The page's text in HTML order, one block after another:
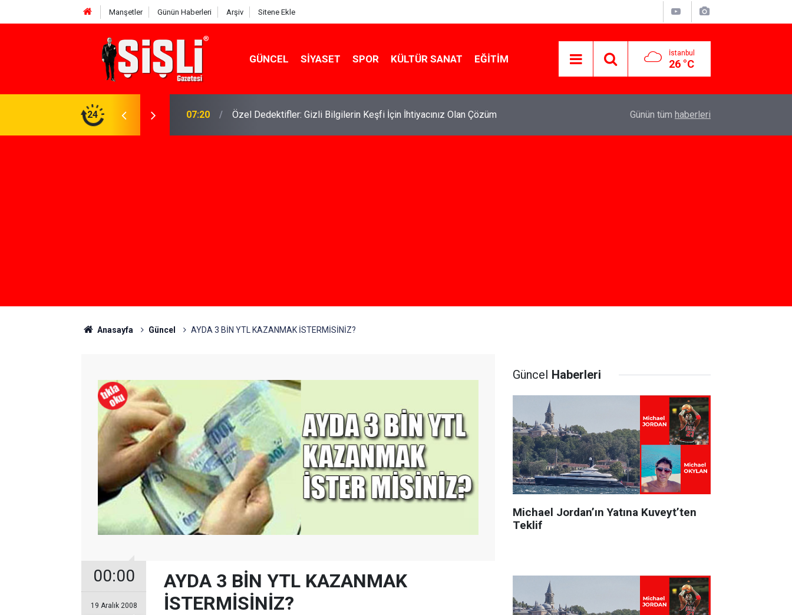
Manşetler Günün Haberleri Arşiv Sitene Ekle
GÜNCEL SIYASET SPOR KÜLTÜR SANAT EĞITIM İstanbul
26 °C
24
İçin İhtiyacınız Olan Çözüm 07:15 İskele'de Kiralık Daire Seçenekleriyle Konforlu Bir Yaşam Yeni İlişkiler İçin Dating App Seçenekleri
Günün tüm haberleri
Anasayfa Güncel AYDA 3 BİN YTL KAZANMAK İSTERMİSİNİZ?
00:00
19 Aralık 2008
AYDA 3 BİN YTL KAZANMAK
İSTERMİSİNİZ?
Güncel Haberleri
Michael Jordan’ın Yatına Kuveyt’ten
Teklif